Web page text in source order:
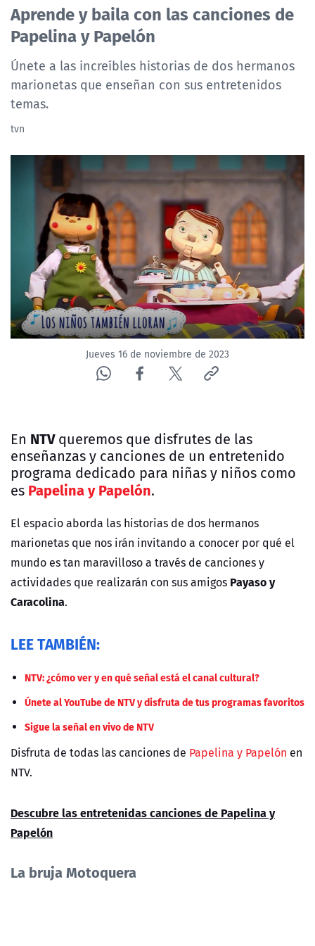
NTV
ACTUALIDAD Y TENDENCIAS
CORPORATIVO Y TRANSPARENCIA
CANAL DE DENUNCIAS
ÁREA DE PROYECTOS
Aprende y baila con las canciones de
Papelina y Papelón
Únete a las increíbles historias de dos hermanos
marionetas que enseñan con sus entretenidos
temas.
tvn
Jueves 16 de noviembre de 2023
En NTVqueremos que disfrutes de las
enseñanzas y canciones de un entretenido
programa dedicado para niñas y niños como
es Papelina y Papelón.
El espacio aborda las historias de dos hermanos
marionetas que nos irán invitando a conocer por qué el
mundo es tan maravilloso a través de canciones y
actividades que realizarán con sus amigos Payaso y
Caracolina.
LEE TAMBIÉN:
NTV: ¿cómo ver y en qué señal está el canal cultural?
Únete al YouTube de NTV y disfruta de tus programas favoritos
Sigue la señal en vivo de NTV
Disfruta de todas las canciones de Papelina y Papelón en
NTV.
Descubre las entretenidas canciones de Papelina y
Papelón
La bruja Motoquera